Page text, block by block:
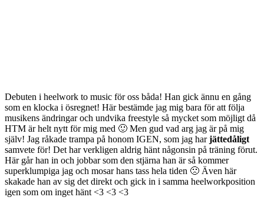
Debuten i heelwork to music för oss båda! Han gick ännu en gång
som en klocka i ösregnet! Här bestämde jag mig bara för att följa
musikens ändringar och undvika freestyle så mycket som möjligt då
HTM är helt nytt för mig med 🙂 Men gud vad arg jag är på mig
själv! Jag råkade trampa på honom IGEN, som jag harjättedåligt
samvete för! Det har verkligen aldrig hänt någonsin på träning förut.
Här går han in och jobbar som den stjärna han är så kommer
superklumpiga jag och mosar hans tass hela tiden 🙁 Även här
skakade han av sig det direkt och gick in i samma heelworkposition
igen som om inget hänt <3 <3 <3